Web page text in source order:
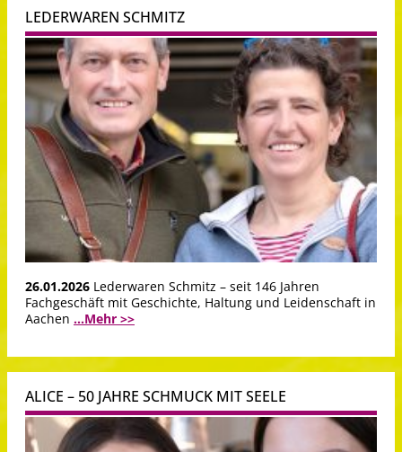
LEDERWAREN SCHMITZ
26.01.2026 Lederwaren Schmitz – seit 146 Jahren
Fachgeschäft mit Geschichte, Haltung und Leidenschaft in
Aachen ...Mehr >>
ALICE – 50 JAHRE SCHMUCK MIT SEELE